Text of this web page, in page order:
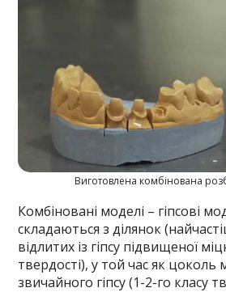
Виготовлена комбінована
Комбіновані моделі – гіпсові
складаються з ділянок
відлитих із гіпсу підвищеної
твердості), у той час як цоколь
звичайного гіпсу (1-2-го класу